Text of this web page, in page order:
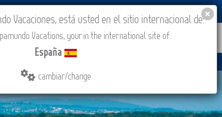
COMPRAR CONTACTO MÁS
Vacaciones, está usted en el sitio internacional de:
Vacations, your in the international site of:
España
cambiar/change